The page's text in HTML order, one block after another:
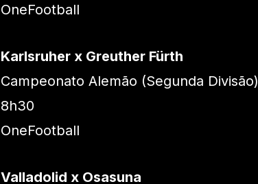
OneFootball
Karlsruher x Greuther Fürth
Campeonato Alemão (Segunda Divisão)
8h30
OneFootball
Valladolid x Osasuna